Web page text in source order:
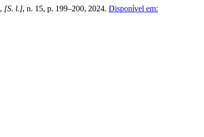
, [S. l.], n. 15, p. 199–200, 2024. Disponível em: